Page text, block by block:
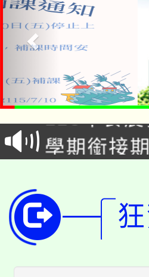
淨零綠生
會
115年食
程
學期銜接
版
公告本校
代理(課)
「2026金
車」活動